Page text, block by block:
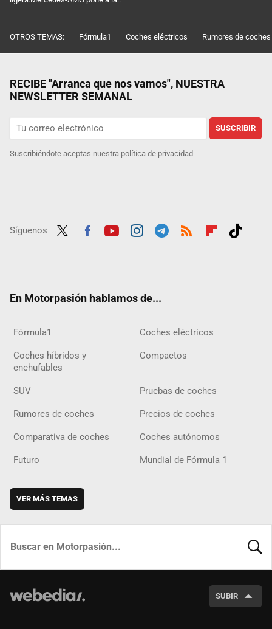
OTROS TEMAS: Fórmula1 Coches eléctricos Rumores de coches
RECIBE "Arranca que nos vamos", NUESTRA
NEWSLETTER SEMANAL
SUSCRIBIR
Suscribiéndote aceptas nuestra política de privacidad
Síguenos
En Motorpasión hablamos de...
Fórmula1 Coches eléctricos
Coches híbridos y
enchufables
Compactos
SUV Pruebas de coches
Rumores de coches Precios de coches
Comparativa de coches Coches autónomos
Futuro Mundial de Fórmula 1
VER MÁS TEMAS
SUBIR